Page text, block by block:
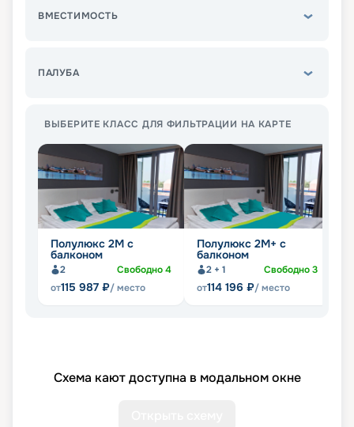
ВМЕСТИМОСТЬ
ПАЛУБА
ВЫБЕРИТЕ КЛАСС ДЛЯ ФИЛЬТРАЦИИ НА КАРТЕ
Полулюкс 2М с
балконом
2 Свободно4
от115 987 ₽/ место
Полулюкс 2М+ с
балконом
2 + 1 Свободно3
от114 196 ₽/ место
Схема кают доступна в модальном окне